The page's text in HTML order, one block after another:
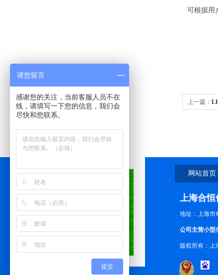
可根据用
上一篇：
网站首页
上海合恒
地址：上海市
公司主营小型
版权所有：上
请您留言
感谢您的关注，当前客服人员不在
线，请填写一下您的信息，我们会
尽快和您联系。
提交